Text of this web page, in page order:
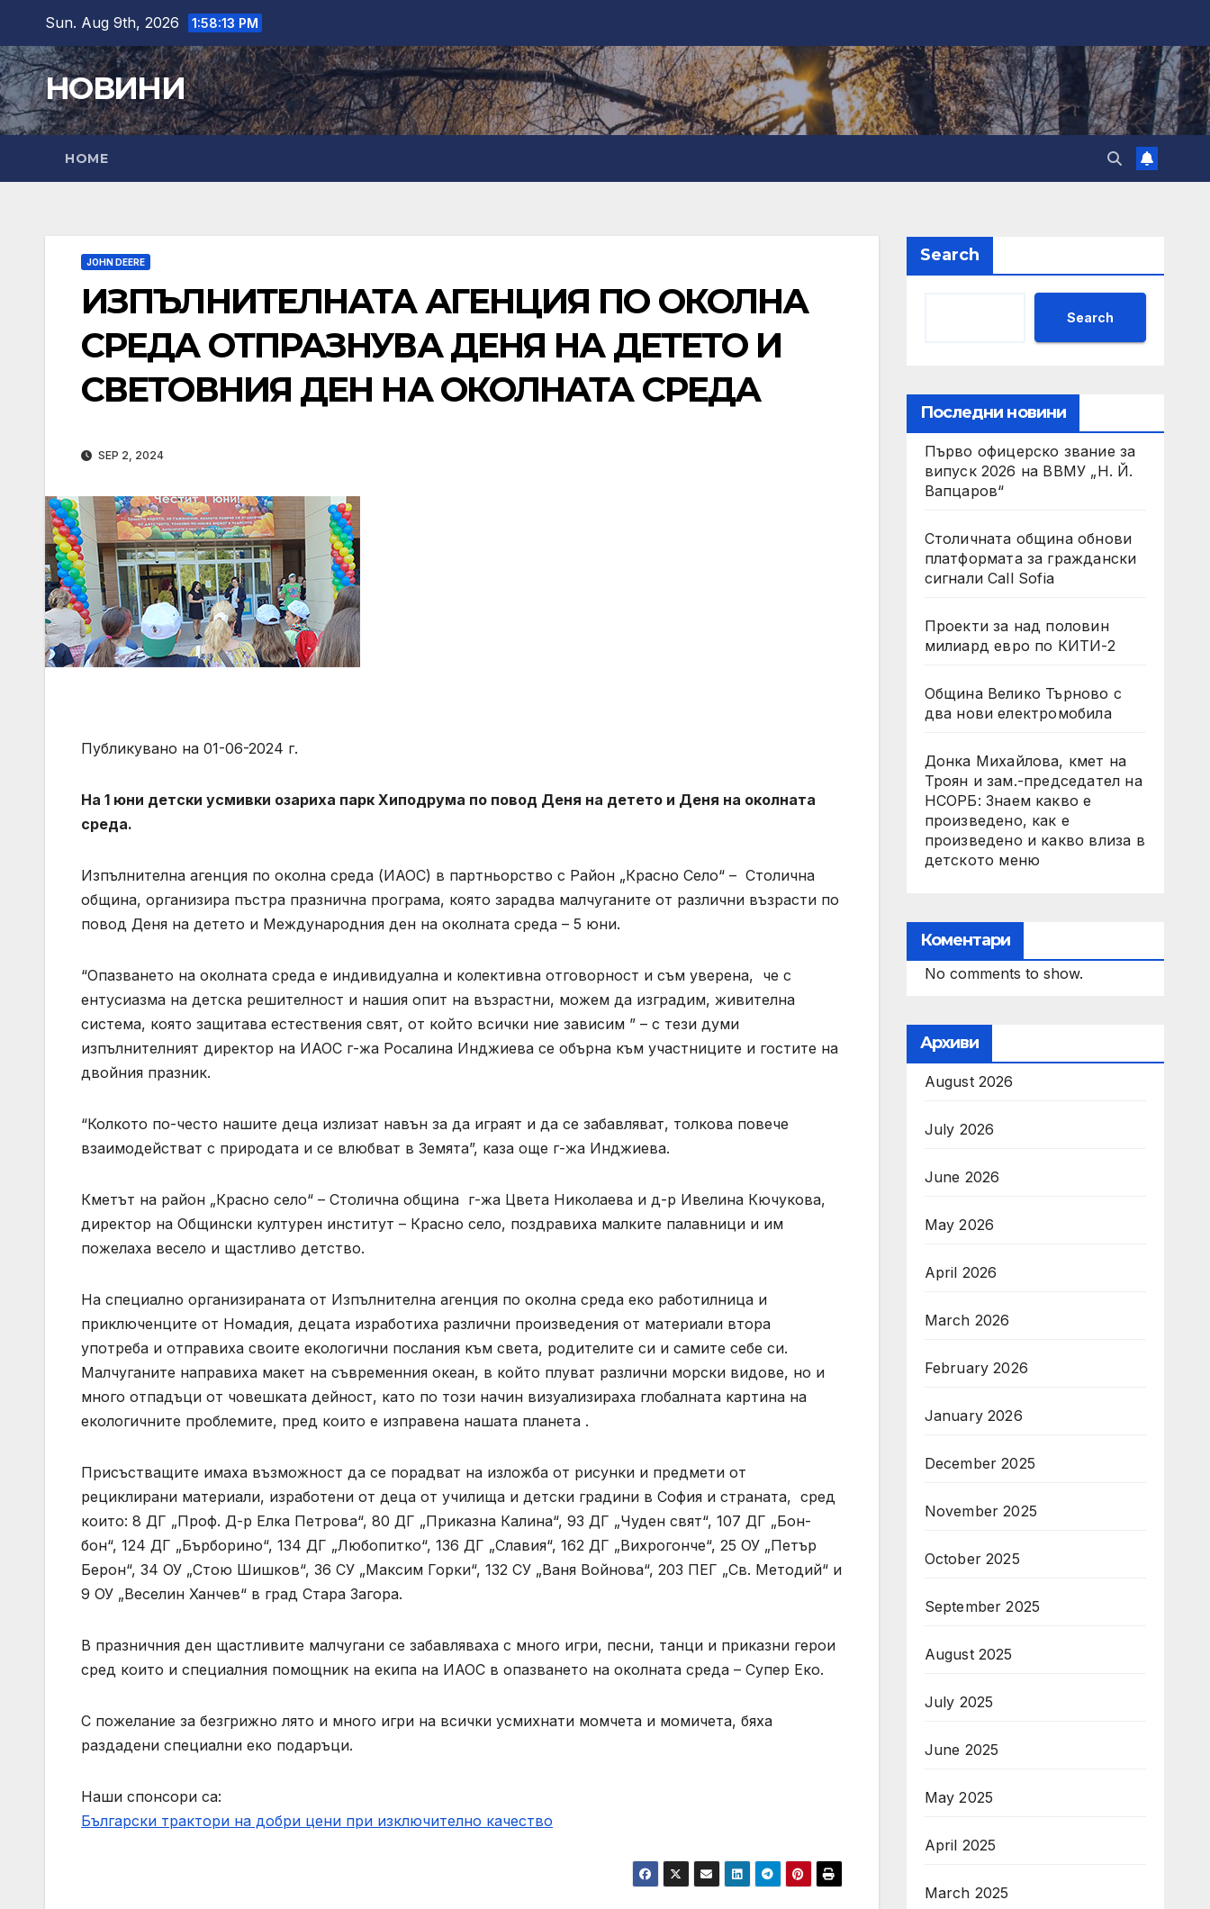
content
Sun. Aug 9th, 2026 1:58:14 PM
НОВИНИ
HOME
JOHN DEERE
ИЗПЪЛНИТЕЛНАТА АГЕНЦИЯ ПО ОКОЛНА
СРЕДА ОТПРАЗНУВА ДЕНЯ НА ДЕТЕТО И
СВЕТОВНИЯ ДЕН НА ОКОЛНАТА СРЕДА
SEP 2, 2024
Публикувано на 01-06-2024 г.
На 1 юни детски усмивки озариха парк Хиподрума по повод Деня на детето и Деня на околната
среда.
Изпълнителна агенция по околна среда (ИАОС) в партньорство с Район „Красно Село“ – Столична
община, организира пъстра празнична програма, която зарадва малчуганите от различни възрасти по
повод Деня на детето и Международния ден на околната среда – 5 юни.
“Опазването на околната среда е индивидуална и колективна отговорност и съм уверена, че с
ентусиазма на детска решителност и нашия опит на възрастни, можем да изградим, живителна
система, която защитава естествения свят, от който всички ние зависим ” – с тези думи
изпълнителният директор на ИАОС г-жа Росалина Инджиева се обърна към участниците и гостите на
двойния празник.
“Колкото по-често нашите деца излизат навън за да играят и да се забавляват, толкова повече
взаимодействат с природата и се влюбват в Земята”, каза още г-жа Инджиева.
Кметът на район „Красно село“ – Столична община г-жа Цвета Николаева и д-р Ивелина Кючукова,
директор на Общински културен институт – Красно село, поздравиха малките палавници и им
пожелаха весело и щастливо детство.
На специално организираната от Изпълнителна агенция по околна среда еко работилница и
приключенците от Номадия, децата изработиха различни произведения от материали втора
употреба и отправиха своите екологични послания към света, родителите си и самите себе си.
Малчуганите направиха макет на съвременния океан, в който плуват различни морски видове, но и
много отпадъци от човешката дейност, като по този начин визуализираха глобалната картина на
екологичните проблемите, пред които е изправена нашата планета .
Присъстващите имаха възможност да се порадват на изложба от рисунки и предмети от
рециклирани материали, изработени от деца от училища и детски градини в София и страната, сред
които: 8 ДГ „Проф. Д-р Елка Петрова“, 80 ДГ „Приказна Калина“, 93 ДГ „Чуден свят“, 107 ДГ „Бон-
бон“, 124 ДГ „Бърборино“, 134 ДГ „Любопитко“, 136 ДГ „Славия“, 162 ДГ „Вихрогонче“, 25 ОУ „Петър
Берон“, 34 ОУ „Стою Шишков“, 36 СУ „Максим Горки“, 132 СУ „Ваня Войнова“, 203 ПЕГ „Св. Методий“ и
9 ОУ „Веселин Ханчев“ в град Стара Загора.
В празничния ден щастливите малчугани се забавляваха с много игри, песни, танци и приказни герои
сред които и специалния помощник на екипа на ИАОС в опазването на околната среда – Супер Еко.
С пожелание за безгрижно лято и много игри на всички усмихнати момчета и момичета, бяха
раздадени специални еко подаръци.
Наши спонсори са:
Български трактори на добри цени при изключително качество
Search
Search
Последни новини
Първо офицерско звание за
випуск 2026 на ВВМУ „Н. Й.
Вапцаров“
Столичната община обнови
платформата за граждански
сигнали Call Sofia
Проекти за над половин
милиард евро по КИТИ-2
Община Велико Търново с
два нови електромобила
Донка Михайлова, кмет на
Троян и зам.-председател на
НСОРБ: Знаем какво е
произведено, как е
произведено и какво влиза в
детското меню
Коментари
No comments to show.
Архиви
August 2026
July 2026
June 2026
May 2026
April 2026
March 2026
February 2026
January 2026
December 2025
November 2025
October 2025
September 2025
August 2025
July 2025
June 2025
May 2025
April 2025
March 2025